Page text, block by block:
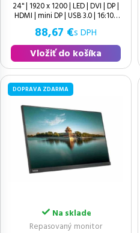
24" | 1920 x 1200 | LED | DVI | DP |
HDMI | mini DP | USB 3.0 | 16:10 |
88,67 €s DPH
Vložiť do košíka
DOPRAVA ZDARMA
Na sklade
Repasovaný monitor